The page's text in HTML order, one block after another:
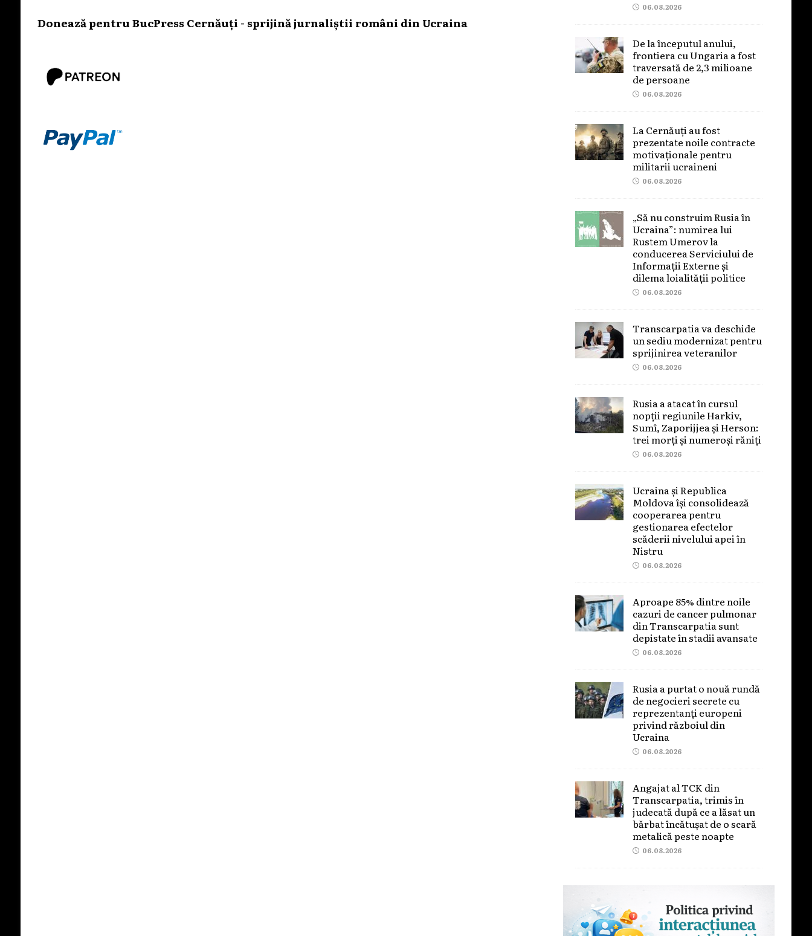
Donează pentru BucPress Cernăuți - sprijină jurnaliștii români din Ucraina
06.08.2026
De la începutul anului,
frontiera cu Ungaria a fost
traversată de 2,3 milioane
de persoane
06.08.2026
La Cernăuți au fost
prezentate noile contracte
motivaționale pentru
militarii ucraineni
06.08.2026
„Să nu construim Rusia în
Ucraina”: numirea lui
Rustem Umerov la
conducerea Serviciului de
Informații Externe și
dilema loialității politice
06.08.2026
Transcarpatia va deschide
un sediu modernizat pentru
sprijinirea veteranilor
06.08.2026
Rusia a atacat în cursul
nopții regiunile Harkiv,
Sumî, Zaporijjea și Herson:
trei morți și numeroși răniți
06.08.2026
Ucraina și Republica
Moldova își consolidează
cooperarea pentru
gestionarea efectelor
scăderii nivelului apei în
Nistru
06.08.2026
Aproape 85% dintre noile
cazuri de cancer pulmonar
din Transcarpatia sunt
depistate în stadii avansate
06.08.2026
Rusia a purtat o nouă rundă
de negocieri secrete cu
reprezentanți europeni
privind războiul din
Ucraina
06.08.2026
Angajat al TCK din
Transcarpatia, trimis în
judecată după ce a lăsat un
bărbat încătușat de o scară
metalică peste noapte
06.08.2026